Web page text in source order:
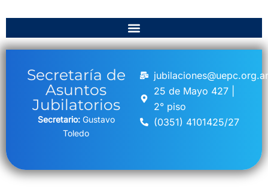
Secretaría de
Asuntos
Jubilatorios
Secretario:Gustavo
Toledo
jubilaciones@uepc.org.ar
25 de Mayo 427 |
2° piso
(0351) 4101425/27